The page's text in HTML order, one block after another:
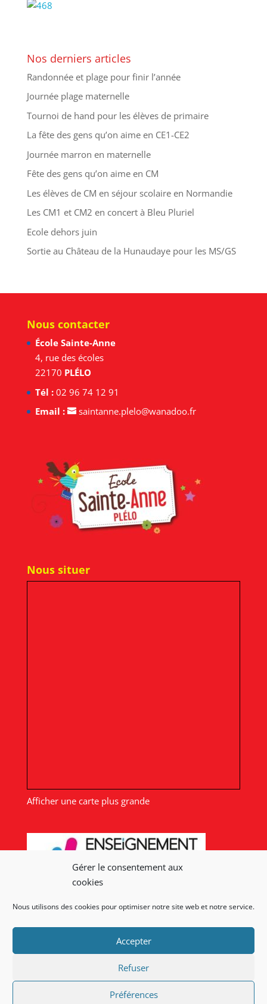
Gérer le consentement aux
cookies
Nous utilisons des cookies pour optimiser notre site web et notre service.
Accepter
Refuser
Préférences
Nos derniers articles
Randonnée et plage pour finir l’année
Journée plage maternelle
Tournoi de hand pour les élèves de primaire
La fête des gens qu’on aime en CE1-CE2
Journée marron en maternelle
Fête des gens qu’on aime en CM
Les élèves de CM en séjour scolaire en Normandie
Les CM1 et CM2 en concert à Bleu Pluriel
Ecole dehors juin
Sortie au Château de la Hunaudaye pour les MS/GS
Nous contacter
École Sainte-Anne
4, rue des écoles
22170 PLÉLO
Tél :02 96 74 12 91
Email :
saintanne.plelo@wanadoo.fr
Nous situer
Afficher une carte plus grande
Nos liens